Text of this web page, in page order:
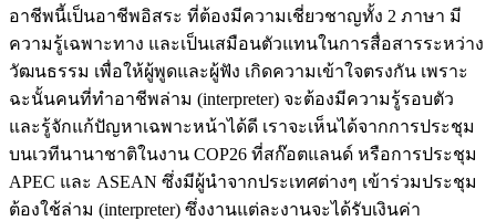
อาชีพนี้เป็นอาชีพอิสระ ที่ต้องมีความเชี่ยวชาญทั้ง 2 ภาษา มี
ความรู้เฉพาะทาง และเป็นเสมือนตัวแทนในการสื่อสารระหว่าง
วัฒนธรรม เพื่อให้ผู้พูดและผู้ฟัง เกิดความเข้าใจตรงกัน เพราะ
ฉะนั้นคนที่ทำอาชีพล่าม (interpreter) จะต้องมีความรู้รอบตัว
และรู้จักแก้ปัญหาเฉพาะหน้าได้ดี เราจะเห็นได้จากการประชุม
บนเวทีนานาชาติในงาน COP26 ที่สก๊อตแลนด์ หรือการประชุม
APEC และ ASEAN ซึ่งมีผู้นำจากประเทศต่างๆ เข้าร่วมประชุม
ต้องใช้ล่าม (interpreter) ซึ่งงานแต่ละงานจะได้รับเงินค่า